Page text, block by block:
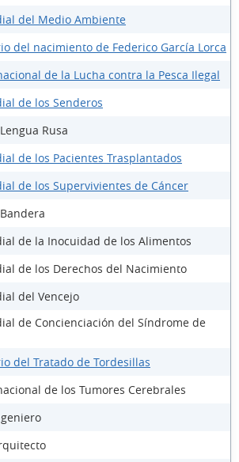
del Medio Ambiente
del nacimiento de Federico García Lorca
de la Lucha contra la Pesca Ilegal
de los Senderos
Rusa
de los Pacientes Trasplantados
de los Supervivientes de Cáncer
de la Inocuidad de los Alimentos
de los Derechos del Nacimiento
del Vencejo
de Concienciación del Síndrome de
del Tratado de Tordesillas
de los Tumores Cerebrales